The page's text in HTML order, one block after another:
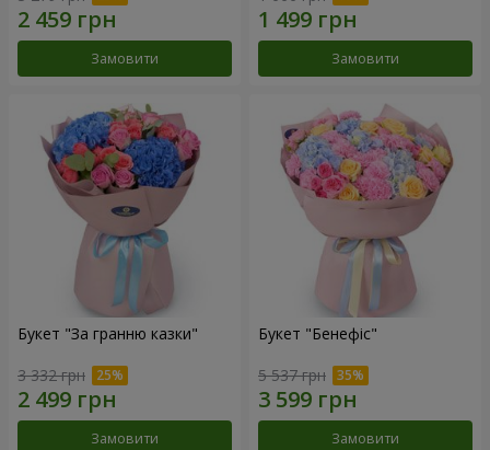
Замовити Замовити
Букет "За гранню казки"
3 332 грн
Замовити
Букет "Бенефіс"
5 537 грн
Замовити